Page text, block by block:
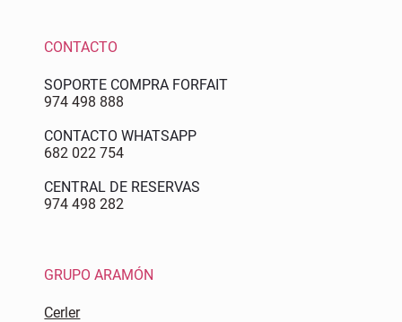
CONTACTO
SOPORTE COMPRA FORFAIT
974 498 888
CONTACTO WHATSAPP
682 022 754
CENTRAL DE RESERVAS
974 498 282
GRUPO ARAMÓN
Cerler